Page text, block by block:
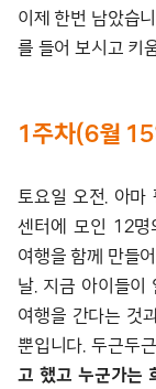
이제 한번 남았습
를 들어 보시고 키
1주차(6월
토요일 오전. 아마
센터에 모인 12명
여행을 함께 만들
날. 지금 아이들이
여행을 간다는 것
뿐입니다. 두근두
고 했고 누군가는